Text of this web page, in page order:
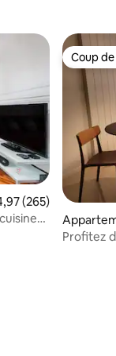
appréciés
moyenne
(265)
Coup
Coup
Buenos
Profitez